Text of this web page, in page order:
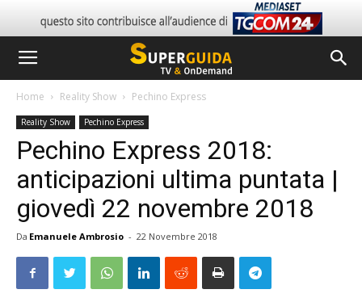
Home Reality Show Pechino Express
Reality Show Pechino Express
Pechino Express 2018:
anticipazioni ultima puntata |
giovedì 22 novembre 2018
Da Emanuele Ambrosio - 22 Novembre 2018